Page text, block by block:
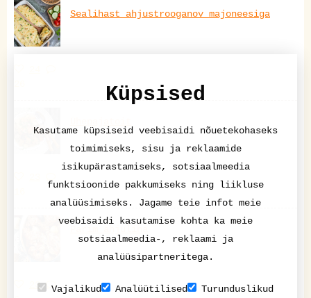
Sealihast ahjustrooganov majoneesiga
23
Küpsised
Kasutame küpsiseid veebisaidi nõuetekohaseks
toimimiseks, sisu ja reklaamide
isikupärastamiseks, sotsiaalmeedia
funktsioonide pakkumiseks ning liikluse
analüüsimiseks. Jagame teie infot meie
veebisaidi kasutamise kohta ka meie
sotsiaalmeedia-, reklaami ja
analüüsipartneritega.
Vajalikud Analüütilised Turunduslikud